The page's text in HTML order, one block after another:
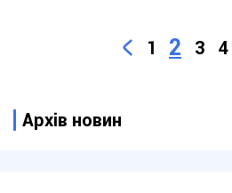
1 2 3 4
Архів новин